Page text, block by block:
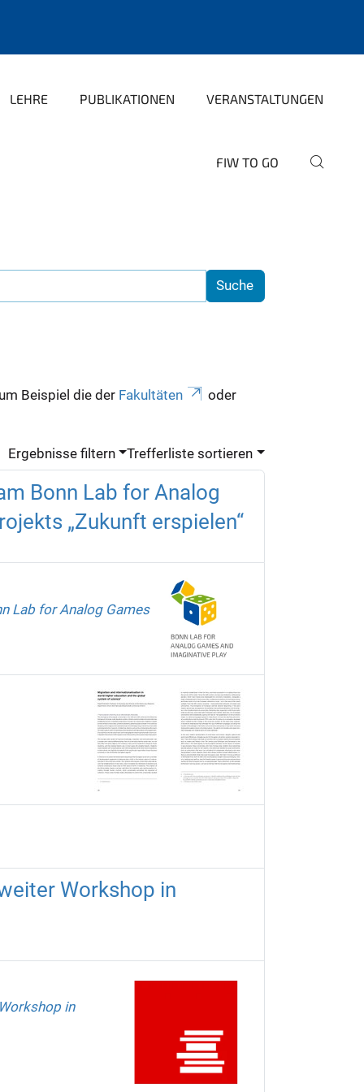
LEHRE PUBLIKATIONEN VERANSTALTUNGEN
FIW TO GO
Beispiel die der Fakultäten oder
Ergebnisse filtern Trefferliste sortieren
Bonn Lab for Analog
„Zukunft erspielen“
Lab for Analog Games
Workshop in
in